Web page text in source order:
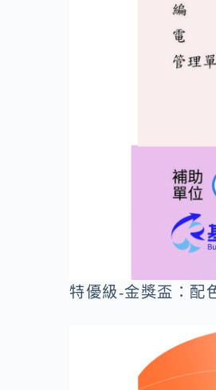
特優級-金獎盃：配